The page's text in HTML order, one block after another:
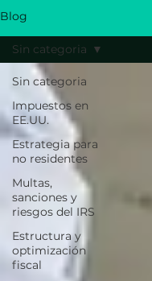
Blog
Sin categoria
Impuestos en
EE.UU.
Estrategia para
no residentes
Multas,
sanciones y
riesgos del IRS
Estructura y
optimización
fiscal
Sin categoria